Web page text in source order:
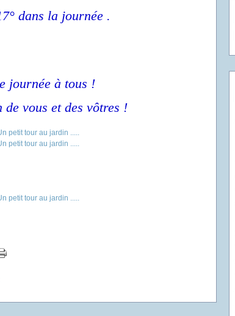
dans la journée .
journée à tous !
de vous et des vôtres !